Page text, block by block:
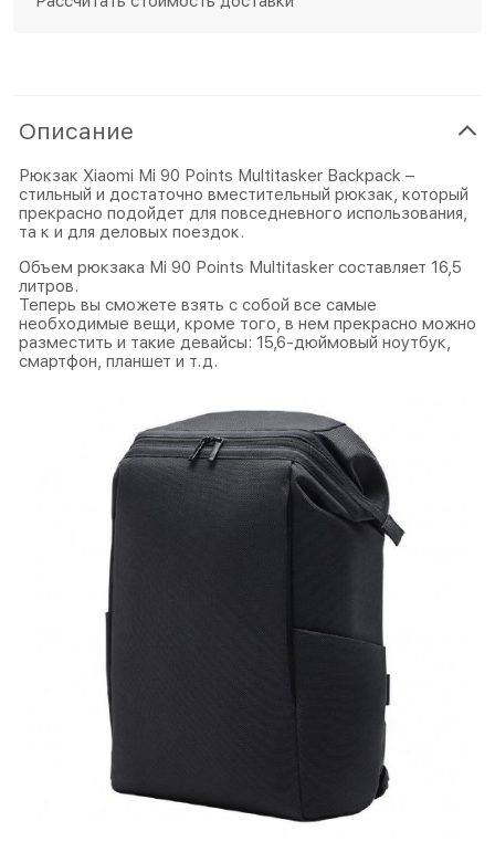
Описание
Рюкзак Xiaomi Mi 90 Points Multitasker Backpack –
стильный и достаточно вместительный рюкзак, который
прекрасно подойдет для повседневного использования,
та к и для деловых поездок.
Объем рюкзака Mi 90 Points Multitasker составляет 16,5
литров.
Теперь вы сможете взять с собой все самые
необходимые вещи, кроме того, в нем прекрасно можно
разместить и такие девайсы: 15,6-дюймовый ноутбук,
смартфон, планшет и т.д.